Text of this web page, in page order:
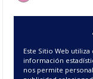
26 - GRIS
Este Sitio Web
información
nos permite